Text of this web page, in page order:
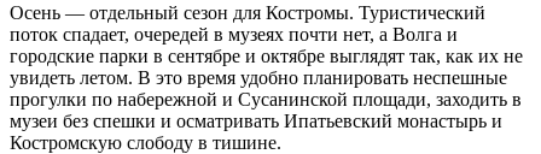
Осень — отдельный сезон для Костромы. Туристический
поток спадает, очередей в музеях почти нет, а Волга и
городские парки в сентябре и октябре выглядят так, как их не
увидеть летом. В это время удобно планировать неспешные
прогулки по набережной и Сусанинской площади, заходить в
музеи без спешки и осматривать Ипатьевский монастырь и
Костромскую слободу в тишине.